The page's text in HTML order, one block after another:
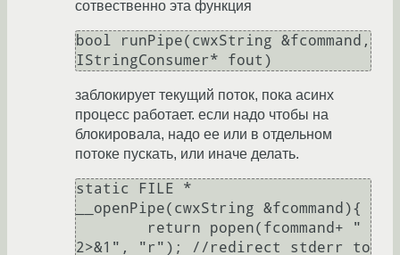
сотвественно эта функция
bool runPipe(cwxString &fcommand,
заблокирует текущий поток, пока асинх
процесс работает. если надо чтобы на
блокировала, надо ее или в отдельном
потоке пускать, или иначе делать.
static FILE *
__openPipe(cwxString &fcommand){
2>&1", "r"); //redirect stderr to